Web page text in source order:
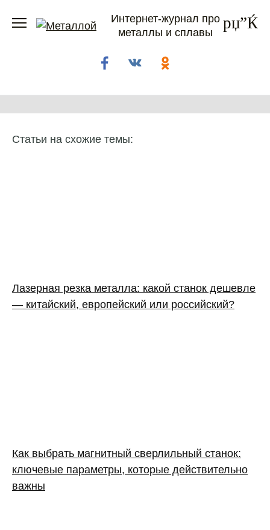
Интернет-журнал про
металлы и сплавы
Статьи на схожие темы:
Лазерная резка металла: какой станок дешевле
— китайский, европейский или российский?
Как выбрать магнитный сверлильный станок:
ключевые параметры, которые действительно
важны